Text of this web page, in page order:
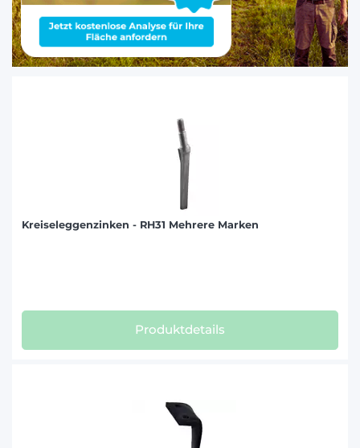
Kreiseleggenzinken - RH31 Mehrere Marken
Produktdetails